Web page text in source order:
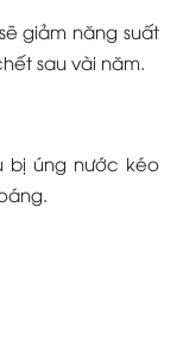
giảm năng suất
sau vài năm.
bị úng nước kéo